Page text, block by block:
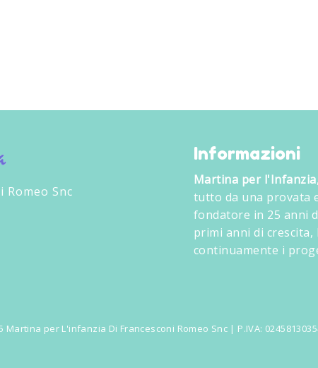
Snc
Informazioni
Martina per l'Infanzia
tutto da una provata
fondatore in 25 anni
primi anni di
continuamente i
Martina per L'infanzia Di Francesconi Romeo Snc | P.IVA: